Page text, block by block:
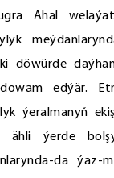
Ahal
döwürde
edýär.
ýeralmanyň
ähli ýerde
da ýaz-